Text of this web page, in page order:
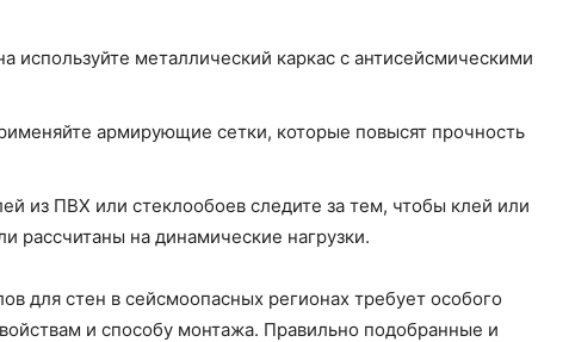
используйте металлический каркас с антисейсмическими
армирующие сетки, которые повысят прочность
из ПВХ или стеклообоев следите за тем, чтобы клей или
рассчитаны на динамические нагрузки.
для стен в сейсмоопасных регионах требует особого
и способу монтажа. Правильно подобранные и